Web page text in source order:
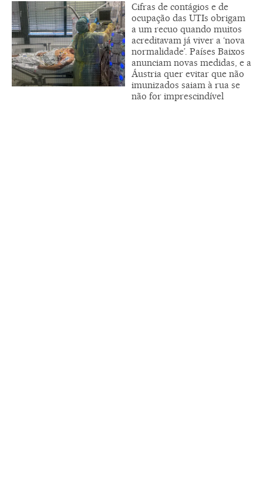
Cifras de contágios e de
ocupação das UTIs obrigam
a um recuo quando muitos
acreditavam já viver a ‘nova
normalidade’. Países Baixos
anunciam novas medidas, e a
Áustria quer evitar que não
imunizados saiam à rua se
não for imprescindível